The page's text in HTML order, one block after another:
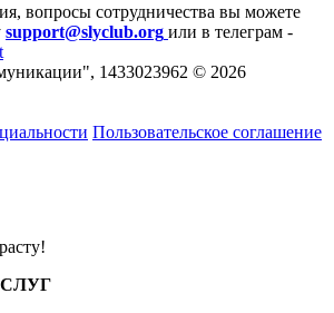
вопросы сотрудничества вы можете
support@slyclub.org или в телеграм -
1433023962 © 2026
Пользовательское соглашение